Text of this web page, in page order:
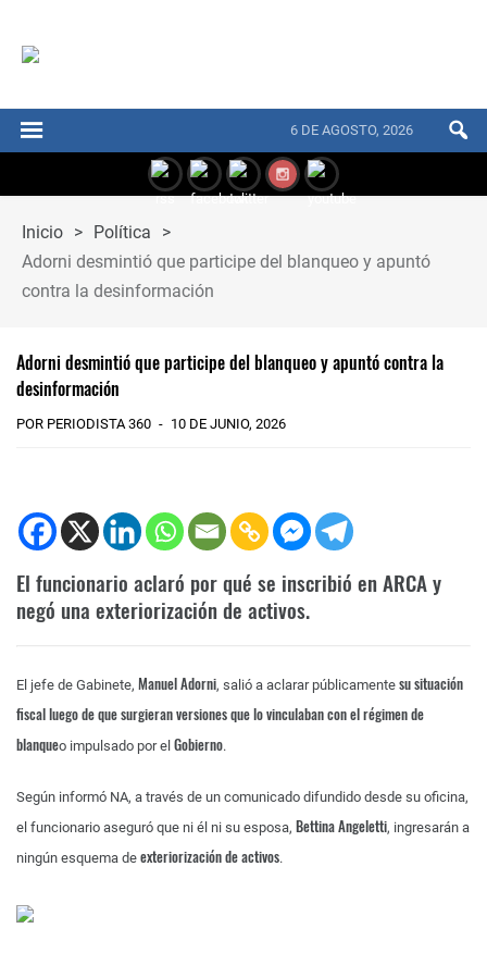
6 DE AGOSTO, 2026
Inicio > Política
>
Adorni desmintió que participe del blanqueo y apuntó
contra la desinformación
Adorni desmintió que participe del blanqueo y apuntó contra la
desinformación
POR PERIODISTA 360 10 DE JUNIO, 2026
El funcionario aclaró por qué se inscribió en ARCA y
negó una exteriorización de activos.
El jefe de Gabinete, Manuel Adorni, salió a aclarar públicamente su situación
fiscal luego de que surgieran versiones que lo vinculaban con el régimen de
blanqueo impulsado por el Gobierno.
Según informó NA, a través de un comunicado difundido desde su oficina,
el funcionario aseguró que ni él ni su esposa, Bettina Angeletti, ingresarán a
ningún esquema de exteriorización de activos.